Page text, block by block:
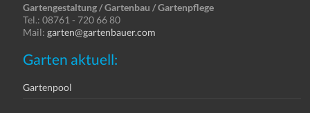
Gartengestaltung / Gartenbau / Gartenpflege
Tel.: 08761 - 720 66 80
Mail:garten@gartenbauer.com
Garten aktuell:
Gartenpool